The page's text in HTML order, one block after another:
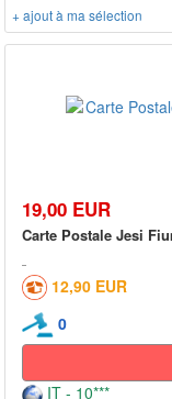
+ ajout à ma sélection
19,00 EUR
Carte Postale Jesi
12,90 EUR
0
IT - 10***